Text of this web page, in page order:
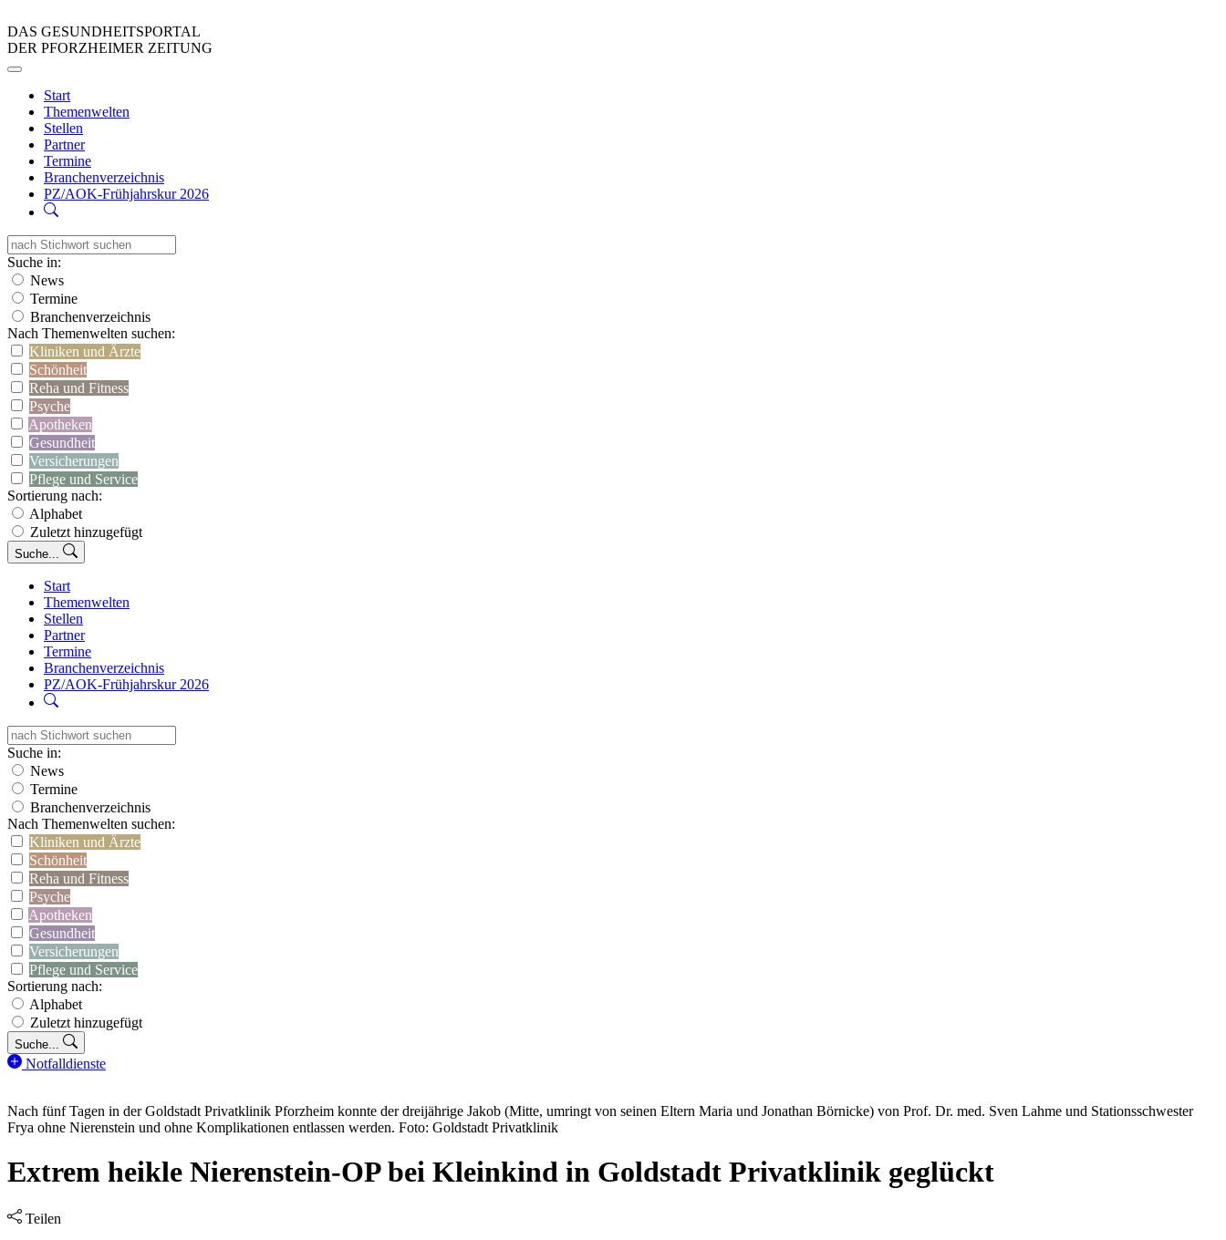
DAS GESUNDHEITSPORTAL
DER PFORZHEIMER ZEITUNG
Start
Themenwelten
Stellen
Partner
Termine
Branchenverzeichnis
PZ/AOK-Frühjahrskur 2026
Suche in:
News
Termine
Branchenverzeichnis
Nach Themenwelten suchen:
Kliniken und Ärzte
Schönheit
Reha und Fitness
Psyche
Apotheken
Gesundheit
Versicherungen
Pflege und Service
Sortierung nach:
Alphabet
Zuletzt hinzugefügt
Suche...
Start
Themenwelten
Stellen
Partner
Termine
Branchenverzeichnis
PZ/AOK-Frühjahrskur 2026
Suche in:
News
Termine
Branchenverzeichnis
Nach Themenwelten suchen:
Kliniken und Ärzte
Schönheit
Reha und Fitness
Psyche
Apotheken
Gesundheit
Versicherungen
Pflege und Service
Sortierung nach:
Alphabet
Zuletzt hinzugefügt
Suche...
Notfalldienste
Nach fünf Tagen in der Goldstadt Privatklinik Pforzheim konnte der dreijährige Jakob (Mitte, umringt von seinen Eltern Maria und Jonathan Börnicke) von Prof. Dr. med. Sven Lahme und Stationsschwester
Frya ohne Nierenstein und ohne Komplikationen entlassen werden. Foto: Goldstadt Privatklinik
Extrem heikle Nierenstein-OP bei Kleinkind in Goldstadt Privatklinik geglückt
Teilen